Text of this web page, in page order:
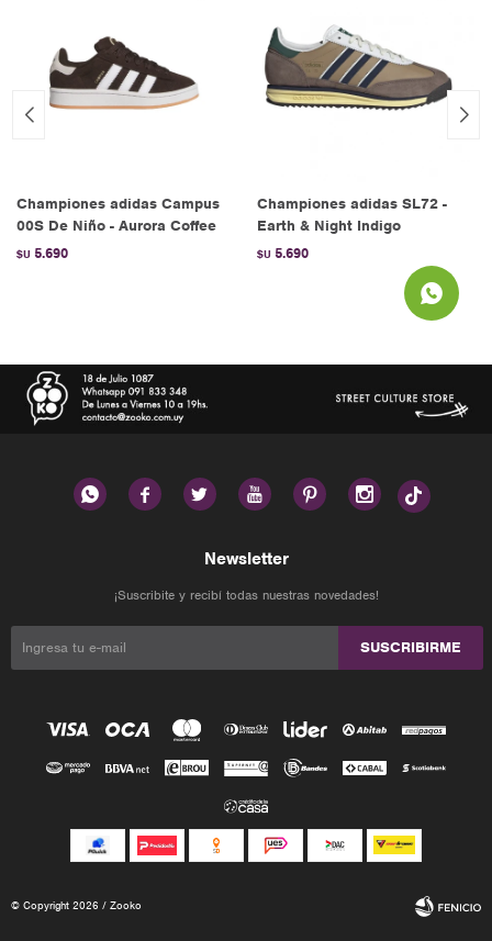
Championes adidas Campus
00S De Niño - Aurora Coffee
$U 5.690
Championes adidas SL72 -
Earth & Night Indigo
$U 5.690
     
Newsletter
¡Suscribite y recibí todas nuestras novedades!
SUSCRIBIRME
© Copyright 2026 / Zooko